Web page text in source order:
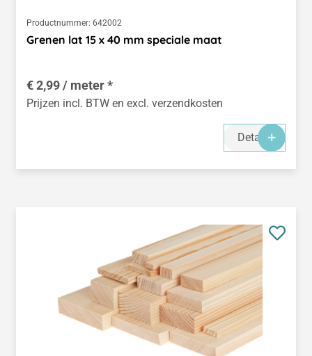
Productnummer: 642002
Grenen lat 15 x 40 mm speciale maat
€ 2,99 / meter *
Prijzen incl. BTW en excl. verzendkosten
Details